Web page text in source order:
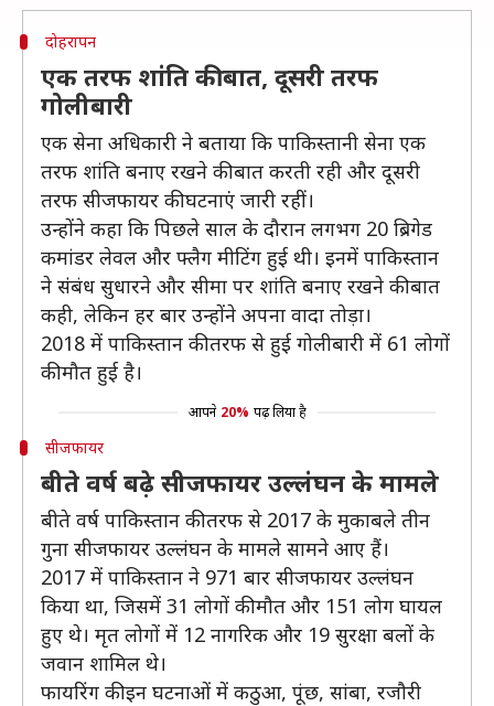
दोहरापन
एक तरफ शांति की बात, दूसरी तरफ
गोलीबारी
एक सेना अधिकारी ने बताया कि पाकिस्तानी सेना एक
तरफ शांति बनाए रखने की बात करती रही और दूसरी
तरफ सीजफायर की घटनाएं जारी रहीं।
उन्होंने कहा कि पिछले साल के दौरान लगभग 20 ब्रिगेड
कमांडर लेवल और फ्लैग मीटिंग हुई थी। इनमें पाकिस्तान
ने संंबंध सुधारने और सीमा पर शांति बनाए रखने की बात
कही, लेकिन हर बार उन्होंने अपना वादा तोड़ा।
2018 में पाकिस्तान की तरफ से हुई गोलीबारी में 61 लोगों
की मौत हुई है।
आपने 20% पढ़ लिया है
सीजफायर
बीते वर्ष बढ़े सीजफायर उल्लंघन के मामले
बीते वर्ष पाकिस्तान की तरफ से 2017 के मुकाबले तीन
गुना सीजफायर उल्लंघन के मामले सामने आए हैं।
2017 में पाकिस्तान ने 971 बार सीजफायर उल्लंघन
किया था, जिसमें 31 लोगों की मौत और 151 लोग घायल
हुए थे। मृत लोगों में 12 नागरिक और 19 सुरक्षा बलों के
जवान शामिल थे।
फायरिंग की इन घटनाओं में कठुआ, पूंछ, सांबा, रजौरी